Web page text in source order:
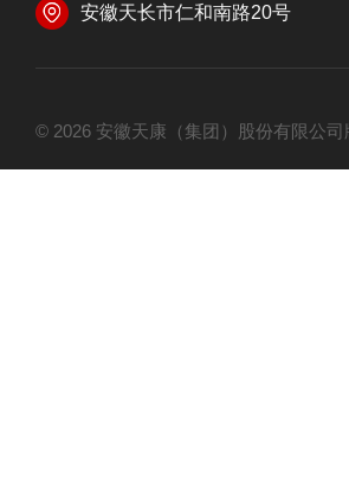
安徽天长市仁和南路20号
© 2026 安徽天康（集团）股份有限公